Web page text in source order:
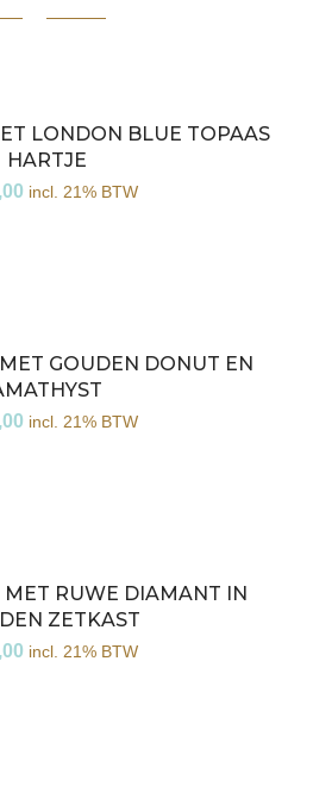
LONDON BLUE TOPAAS
HARTJE
incl. 21% BTW
GOUDEN DONUT EN
incl. 21% BTW
MET RUWE DIAMANT IN
ZETKAST
incl. 21% BTW